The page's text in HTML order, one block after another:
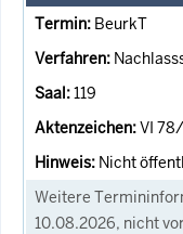
BeurkT
119
VI
Nicht
Weitere
10.08.2026, nicht